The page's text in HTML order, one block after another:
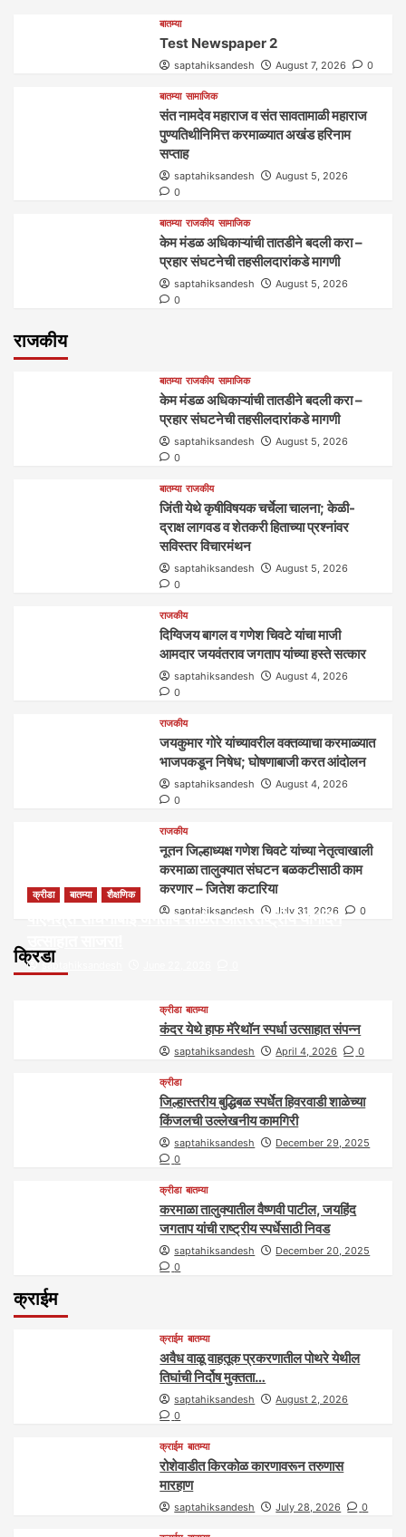
बातम्या
Test Newspaper 2
saptahiksandesh August 7, 2026 0
बातम्या सामाजिक
संत नामदेव महाराज व संत सावतामाळी महाराज
पुण्यतिथीनिमित्त करमाळ्यात अखंड हरिनाम
सप्ताह
saptahiksandesh
August 5, 2026
0
बातम्या राजकीय सामाजिक
केम मंडळ अधिकाऱ्यांची तातडीने बदली करा –
प्रहार संघटनेची तहसीलदारांकडे मागणी
saptahiksandesh
August 5, 2026
0
राजकीय
बातम्या राजकीय सामाजिक
केम मंडळ अधिकाऱ्यांची तातडीने बदली करा –
प्रहार संघटनेची तहसीलदारांकडे मागणी
saptahiksandesh
August 5, 2026
0
बातम्या राजकीय
जिंती येथे कृषीविषयक चर्चेला चालना; केळी-
द्राक्ष लागवड व शेतकरी हिताच्या प्रश्नांवर
सविस्तर विचारमंथन
saptahiksandesh
August 5, 2026
0
राजकीय
दिग्विजय बागल व गणेश चिवटे यांचा माजी
आमदार जयवंतराव जगताप यांच्या हस्ते सत्कार
saptahiksandesh
August 4, 2026
0
राजकीय
जयकुमार गोरे यांच्यावरील वक्तव्याचा करमाळ्यात
भाजपकडून निषेध; घोषणाबाजी करत आंदोलन
saptahiksandesh
August 4, 2026
0
राजकीय
नूतन जिल्हाध्यक्ष गणेश चिवटे यांच्या नेतृत्वाखाली
करमाळा तालुक्यात संघटन बळकटीसाठी काम
करणार – जितेश कटारिया
saptahiksandesh July 31, 2026 0
क्रिडा
क्रीडा बातम्या शैक्षणिक
पीएमश्री साधनाबाई जगताप शाळेत आंतरराष्ट्रीय योगदिन
saptahiksandesh
क्रीडा बातम्या
कंदर येथे हाफ मॅरेथॉन स्पर्धा उत्साहात संपन्न
saptahiksandesh April 4, 2026 0
क्रीडा
जिल्हास्तरीय बुद्धिबळ स्पर्धेत हिवरवाडी शाळेच्या
किंजलची उल्लेखनीय कामगिरी
saptahiksandesh
December 29, 2025
0
क्रीडा बातम्या
करमाळा तालुक्यातील वैष्णवी पाटील, जयहिंद
जगताप यांची राष्ट्रीय स्पर्धेसाठी निवड
saptahiksandesh
December 20, 2025
0
क्राईम
क्राईम बातम्या
अवैध वाळू वाहतूक प्रकरणातील पोथरे येथील
तिघांची निर्दोष मुक्तता…
saptahiksandesh
August 2, 2026
0
क्राईम बातम्या
रोशेवाडीत किरकोळ कारणावरून तरुणास
मारहाण
saptahiksandesh July 28, 2026 0